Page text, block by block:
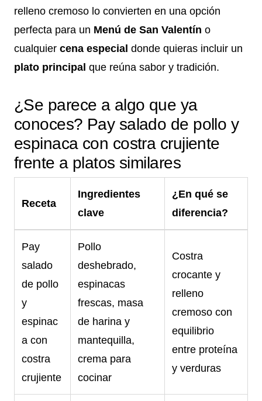
relleno cremoso lo convierten en una opción
perfecta para un Menú de San Valentín o
cualquier cena especial donde quieras incluir un
plato principal que reúna sabor y tradición.
¿Se parece a algo que ya
conoces? Pay salado de pollo y
espinaca con costra crujiente
frente a platos similares
Receta
Ingredientes
clave
¿En qué se
diferencia?
Pay
salado
de pollo
y
espinac
a con
costra
crujiente
Pollo
deshebrado,
espinacas
frescas, masa
de harina y
mantequilla,
crema para
cocinar
Costra
crocante y
relleno
cremoso con
equilibrio
entre proteína
y verduras